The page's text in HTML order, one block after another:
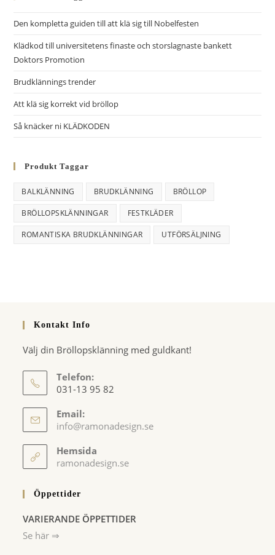
a
t
i
v
:
Den kompletta guiden till att klä sig till Nobelfesten
Klädkod till universitetens finaste och storslagnaste bankett
Doktors Promotion
Brudklännings trender
Att klä sig korrekt vid bröllop
Så knäcker ni KLÄDKODEN
Produkt Taggar
BALKLÄNNING BRUDKLÄNNING BRÖLLOP
BRÖLLOPSKLÄNNINGAR FESTKLÄDER
ROMANTISKA BRUDKLÄNNINGAR UTFÖRSÄLJNING
Kontakt Info
Välj din Bröllopsklänning med guldkant!
Telefon:
031-13 95 82
Email:
info@ramonadesign.seOpens
Hemsida
ramonadesign.se
Öppettider
VARIERANDE ÖPPETTIDER
Se här ⇒